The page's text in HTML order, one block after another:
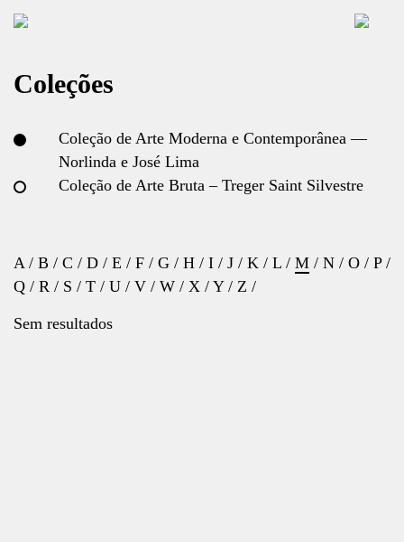
Coleções
Coleção de Arte Moderna e Contemporânea —
Norlinda e José Lima
Coleção de Arte Bruta – Treger Saint Silvestre
A/ B / C / D / E / F / G / H / I / J / K / L / M / N / O / P/
Q / R / S / T / U / V / W / X / Y/ Z /
Sem resultados